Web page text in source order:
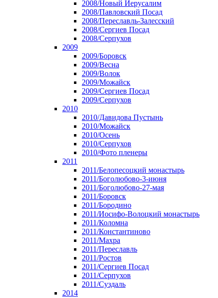
2008/Новый Иерусалим
2008/Павловский Посад
2008/Переславль-Залесский
2008/Сергиев Посад
2008/Серпухов
2009
2009/Боровск
2009/Весна
2009/Волок
2009/Можайск
2009/Сергиев Посад
2009/Серпухов
2010
2010/Давидова Пустынь
2010/Можайск
2010/Осень
2010/Серпухов
2010/Фото пленеры
2011
2011/Белопесоцкий монастырь
2011/Боголюбово-3-июня
2011/Боголюбово-27-мая
2011/Боровск
2011/Бородино
2011/Иосифо-Волоцкий монастырь
2011/Коломна
2011/Константиново
2011/Махра
2011/Переславль
2011/Ростов
2011/Сергиев Посад
2011/Серпухов
2011/Суздаль
2014